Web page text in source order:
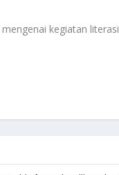
kegiatan literasi